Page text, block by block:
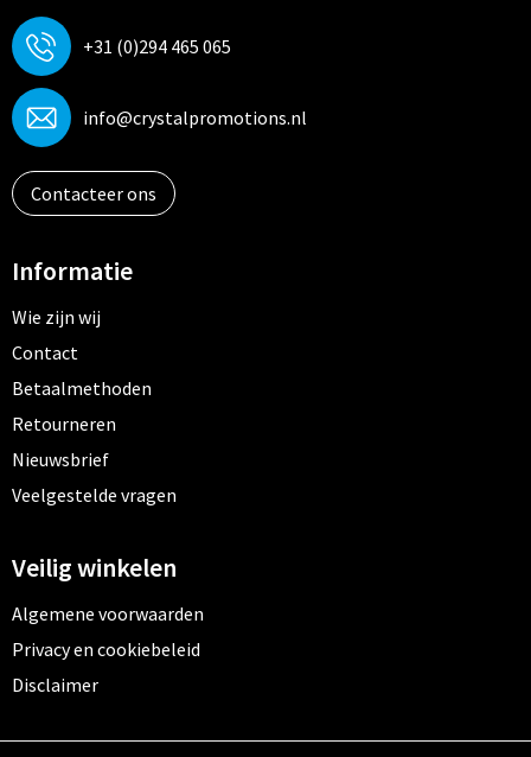
+31 (0)294 465 065
info@crystalpromotions.nl
Contacteer ons
Informatie
Wie zijn wij
Contact
Betaalmethoden
Retourneren
Nieuwsbrief
Veelgestelde vragen
Veilig winkelen
Algemene voorwaarden
Privacy en cookiebeleid
Disclaimer